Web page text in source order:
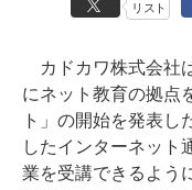
リスト
カドカワ株式会社
にネット教育の拠点
ト」の開始を発表し
したインターネット
業を受講できるよう